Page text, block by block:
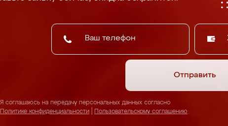
Отправить
Я соглашаюсь на передачу персональных данных согласно
Политике конфиденциальности
Пользовательскому соглашению